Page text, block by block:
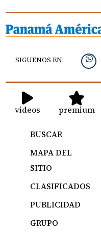
SIGUENOS EN:
videos premium
BUSCAR
MAPA DEL
SITIO
CLASIFICADOS
PUBLICIDAD
GRUPO